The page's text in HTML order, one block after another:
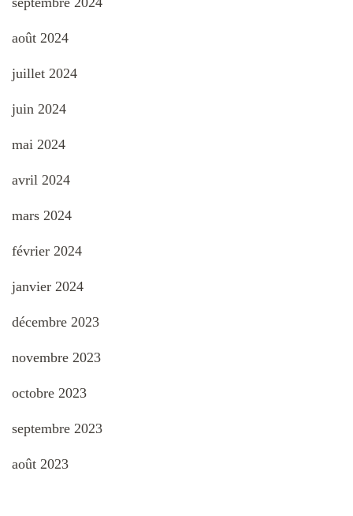
août 2024
juillet 2024
juin 2024
mai 2024
avril 2024
mars 2024
février 2024
janvier 2024
décembre 2023
novembre 2023
octobre 2023
septembre 2023
août 2023